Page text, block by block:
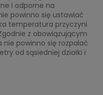
i odporne na
powinno się ustawiać
temperatura przyczyni
z obowiązującym
nie powinno się rozpalać
od sąsiedniej działki i